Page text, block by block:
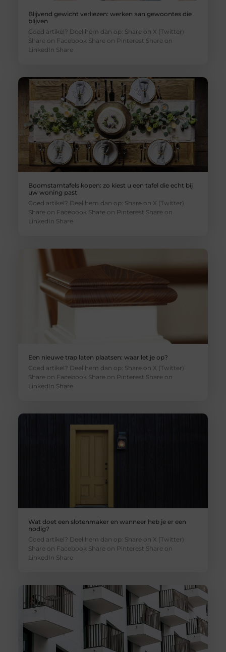
Blijvend gewicht verliezen: werken aan gewoontes die
blijven
Goed artikel? Deel hem dan op: Share on X (Twitter)
Share on Facebook Share on Pinterest Share on
LinkedIn Share
Boomstamtafels kopen: zo kiest u een tafel die echt bij
uw woning past
Goed artikel? Deel hem dan op: Share on X (Twitter)
Share on Facebook Share on Pinterest Share on
LinkedIn Share
Een nieuwe trap laten plaatsen: waar let je op?
Goed artikel? Deel hem dan op: Share on X (Twitter)
Share on Facebook Share on Pinterest Share on
LinkedIn Share
Wat doet een slotenmaker en wanneer heb je er een
nodig?
Goed artikel? Deel hem dan op: Share on X (Twitter)
Share on Facebook Share on Pinterest Share on
LinkedIn Share